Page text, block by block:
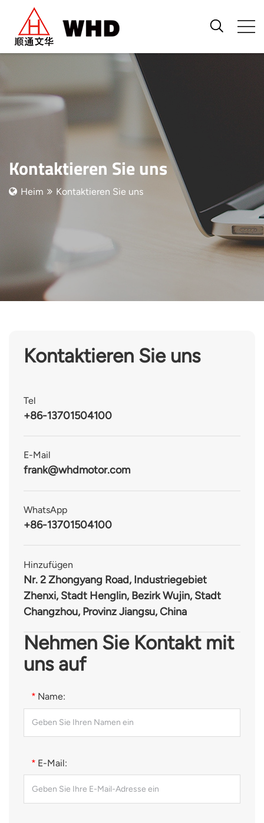
Kontaktieren Sie uns
Heim Kontaktieren Sie uns
Kontaktieren Sie uns
Tel
+86-13701504100
E-Mail
frank@whdmotor.com
WhatsApp
+86-13701504100
Hinzufügen
Nr. 2 Zhongyang Road, Industriegebiet
Zhenxi, Stadt Henglin, Bezirk Wujin, Stadt
Changzhou, Provinz Jiangsu, China
Nehmen Sie Kontakt mit
uns auf
* Name:
* E-Mail: